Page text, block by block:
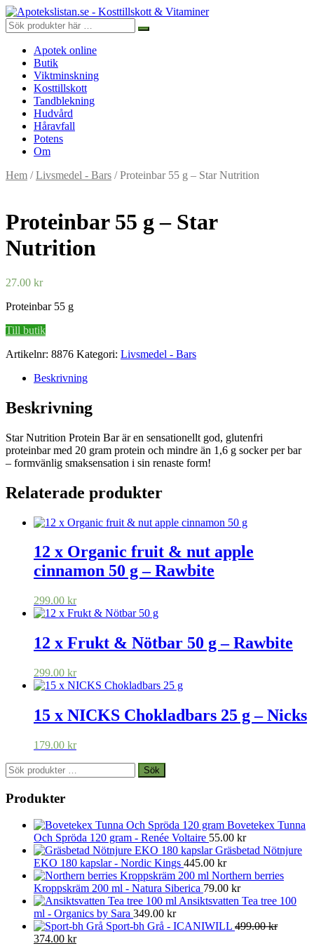
Apotek online
Butik
Viktminskning
Kosttillskott
Tandblekning
Hudvård
Håravfall
Potens
Om
Hem /Livsmedel - Bars / Proteinbar 55 g – Star Nutrition
Proteinbar 55 g – Star
Nutrition
27.00 kr
Proteinbar 55 g
Till butik
Artikelnr: 8876 Kategori: Livsmedel - Bars
Beskrivning
Beskrivning
Star Nutrition Protein Bar är en sensationellt god, glutenfri
proteinbar med 20 gram protein och mindre än 1,6 g socker per bar
– formvänlig smaksensation i sin renaste form!
Relaterade produkter
12 x Organic fruit & nut apple
cinnamon 50 g – Rawbite
299.00 kr
12 x Frukt & Nötbar 50 g – Rawbite
299.00 kr
15 x NICKS Chokladbars 25 g – Nicks
179.00 kr
Sök
efter:
Sök
Produkter
Bovetekex Tunna
Och Spröda 120 gram - Renée Voltaire 55.00 kr
Gräsbetad Nötnjure
EKO 180 kapslar - Nordic Kings 445.00 kr
Northern berries
Kroppskräm 200 ml - Natura Siberica 79.00 kr
Ansiktsvatten Tea tree 100
ml - Organics by Sara 349.00 kr
Sport-bh Grå - ICANIWILL 499.00kr
Det
374.00 krDet